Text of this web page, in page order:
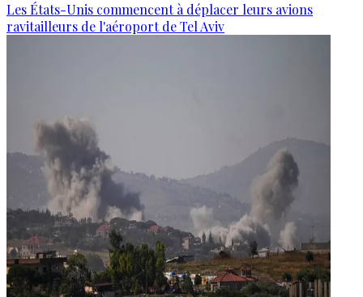
Les États-Unis commencent à déplacer leurs avions
ravitailleurs de l'aéroport de Tel Aviv